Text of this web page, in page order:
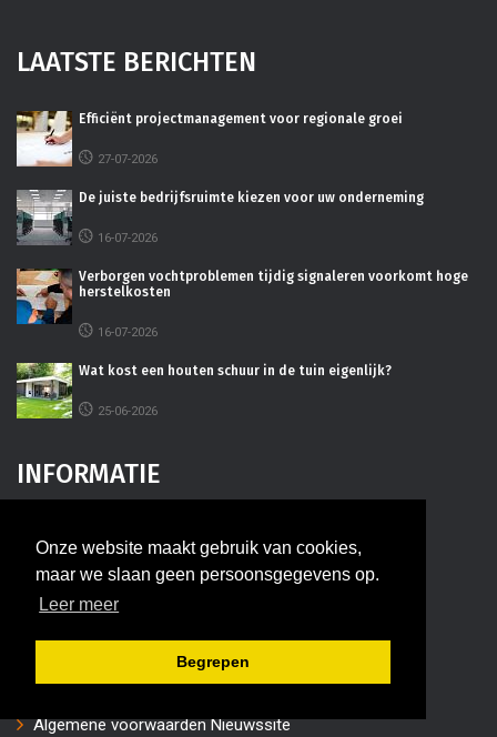
Onze website maakt gebruik van cookies,
maar we slaan geen persoonsgegevens op.
Leer meer
Begrepen
LAATSTE BERICHTEN
Efficiënt projectmanagement voor regionale groei
27-07-2026
De juiste bedrijfsruimte kiezen voor uw onderneming
16-07-2026
Verborgen vochtproblemen tijdig signaleren voorkomt hoge
herstelkosten
16-07-2026
Wat kost een houten schuur in de tuin eigenlijk?
25-06-2026
INFORMATIE
Adverteren
Disclaimer
Contact
App
Algemene voorwaarden Nieuwssite